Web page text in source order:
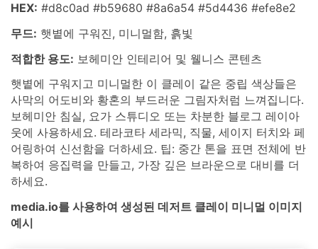
HEX: #d8c0ad #b59680 #8a6a54 #5d4436 #efe8e2
무드: 햇볕에 구워진, 미니멀함, 흙빛
적합한 용도: 보헤미안 인테리어 및 웰니스 콘텐츠
햇볕에 구워지고 미니멀한 이 클레이 같은 중립 색상들은
사막의 어도비와 황혼의 부드러운 그림자처럼 느껴집니다.
보헤미안 침실, 요가 스튜디오 또는 차분한 블로그 레이아
웃에 사용하세요. 테라코타 세라믹, 직물, 세이지 터치와 페
어링하여 신선함을 더하세요. 팁: 중간 톤을 표면 전체에 반
복하여 응집력을 만들고, 가장 깊은 브라운으로 대비를 더
하세요.
media.io를 사용하여 생성된 데저트 클레이 미니멀 이미지
예시